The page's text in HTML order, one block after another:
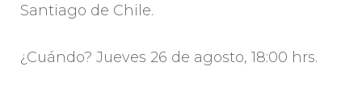
Santiago de Chile.
¿Cuándo? Jueves 26 de agosto, 18:00 hrs.